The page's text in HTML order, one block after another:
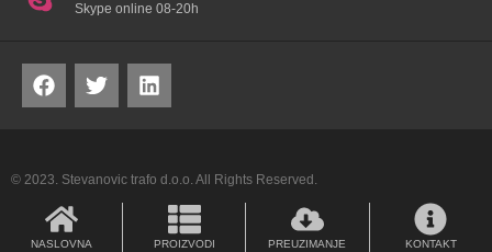
Skype online 08-20h
© 2023. Stevanovic trafo d.o.o. All Rights Reserved.
NASLOVNA PROIZVODI PREUZIMANJE KONTAKT